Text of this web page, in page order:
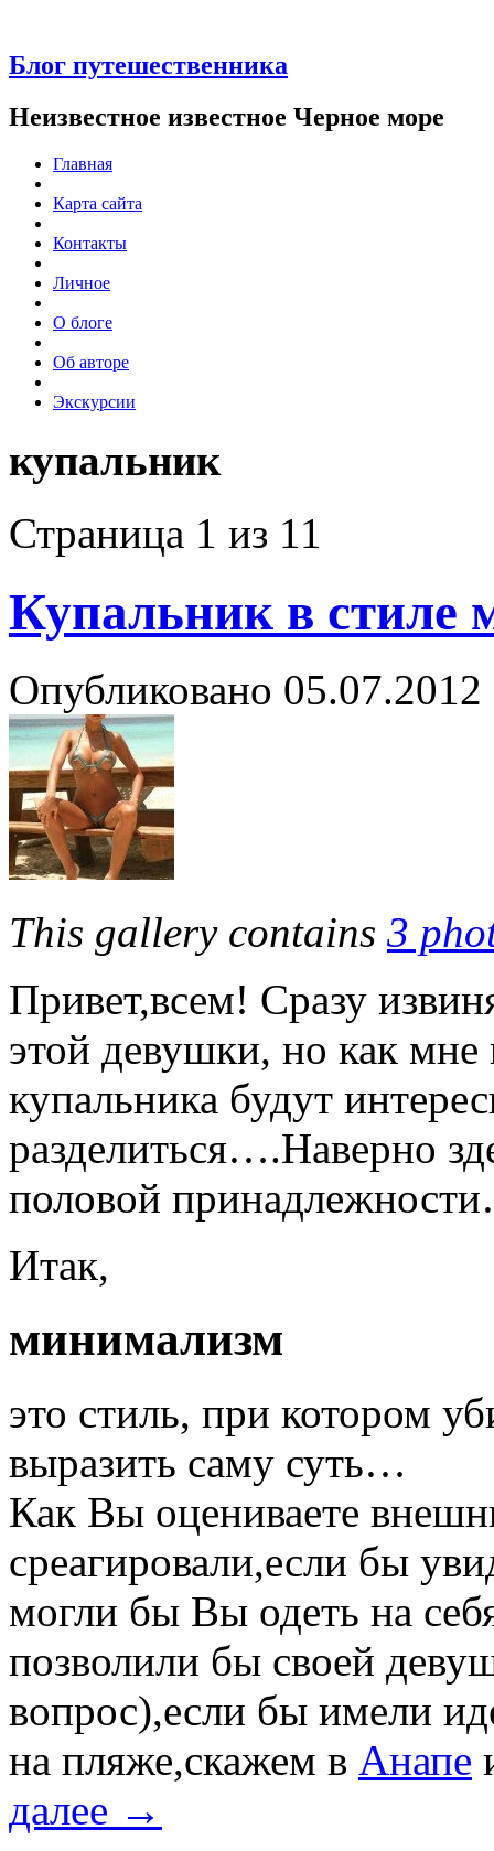
Блог путешественника
Неизвестное известное Черное море
Главная
Карта сайта
Контакты
Личное
О блоге
Об авторе
Экскурсии
купальник
Страница 1 из 11
Купальник в
Опубликовано 05.07.2012
This gallery contains 3
Привет,всем! Сразу
этой девушки, но как мне
купальника будут
разделиться….Наверно
половой
Итак,
минимализм
это стиль, при котором
выразить саму суть…
Как Вы оцениваете
среагировали,если бы
могли бы Вы одеть на
позволили бы своей
вопрос),если бы имели
на пляже,скажем в Анапе
далее →